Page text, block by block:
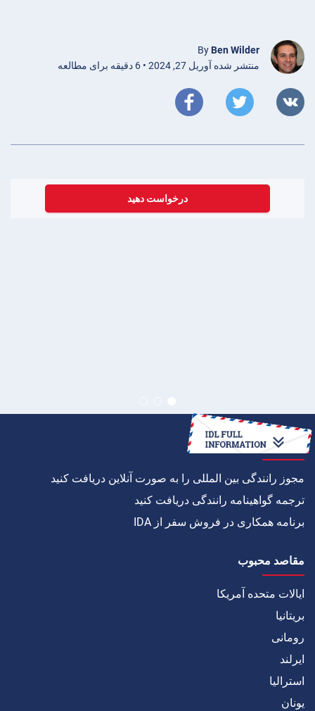
By Ben Wilder
منتشر شده آوریل 27, 2024 • 6 دقیقه برای مطالعه
درخواست دهید
چگونه به
مجوز رانندگی بین المللی را به صورت آنلاین دریافت کنید
ترجمه گواهینامه رانندگی دریافت کنید
برنامه همکاری در فروش سفر از IDA
مقاصد محبوب
ایالات متحده آمریکا
بریتانیا
رومانی
ایرلند
استرالیا
یونان